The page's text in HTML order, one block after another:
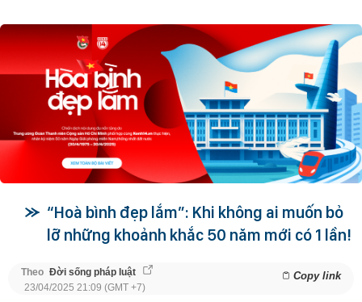
“Hoà bình đẹp lắm”: Khi không ai muốn bỏ
lỡ những khoảnh khắc 50 năm mới có 1 lần!
Theo Đời sống pháp luật Copy link
23/04/2025 21:09 (GMT +7)